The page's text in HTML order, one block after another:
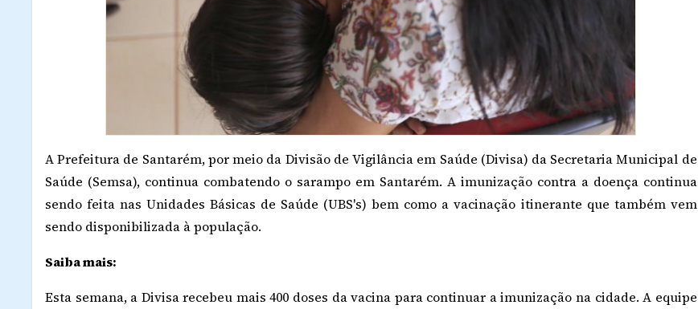
A Prefeitura de Santarém, por meio da Divisão de Vigilância em Saúde (Divisa) da Secretaria Municipal de
Saúde (Semsa), continua combatendo o sarampo em Santarém. A imunização contra a doença continua
sendo feita nas Unidades Básicas de Saúde (UBS's) bem como a vacinação itinerante que também vem
sendo disponibilizada à população.
Saiba mais:
Esta semana, a Divisa recebeu mais 400 doses da vacina para continuar a imunização na cidade. A equipe